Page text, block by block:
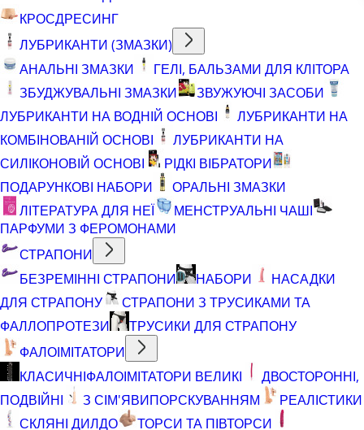
КРОСДРЕСИНГ
ЛУБРИКАНТИ (ЗМАЗКИ)
АНАЛЬНІ ЗМАЗКИ
ГЕЛІ, БАЛЬЗАМИ ДЛЯ КЛІТОРА
ЗБУДЖУВАЛЬНІ ЗМАЗКИ
ЗВУЖУЮЧІ ЗАСОБИ
ЛУБРИКАНТИ НА ВОДНІЙ ОСНОВІ
ЛУБРИКАНТИ НА
КОМБІНОВАНІЙ ОСНОВІ
ЛУБРИКАНТИ НА
СИЛІКОНОВІЙ ОСНОВІ
РІДКІ ВІБРАТОРИ
ПОДАРУНКОВІ НАБОРИ
ОРАЛЬНІ ЗМАЗКИ
ЛІТЕРАТУРА ДЛЯ НЕЇ
МЕНСТРУАЛЬНІ ЧАШІ
ПАРФУМИ З ФЕРОМОНАМИ
СТРАПОНИ
БЕЗРЕМІННІ СТРАПОНИ
НАБОРИ
НАСАДКИ
ДЛЯ СТРАПОНУ
СТРАПОНИ З ТРУСИКАМИ ТА
ФАЛЛОПРОТЕЗИ
ТРУСИКИ ДЛЯ СТРАПОНУ
ФАЛОІМІТАТОРИ
КЛАСИЧНІФАЛОІМІТАТОРИ ВЕЛИКІ
ДВОСТОРОННІ,
ПОДВІЙНІ
З СІМ'ЯВИПОРСКУВАННЯМ
РЕАЛІСТИКИ
СКЛЯНІ ДИЛДО
ТОРСИ ТА ПІВТОРСИ